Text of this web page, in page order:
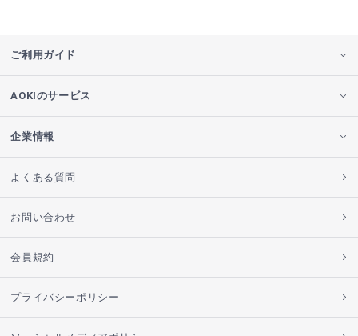
ご利用ガイド
AOKIのサービス
企業情報
よくある質問
お問い合わせ
会員規約
プライバシーポリシー